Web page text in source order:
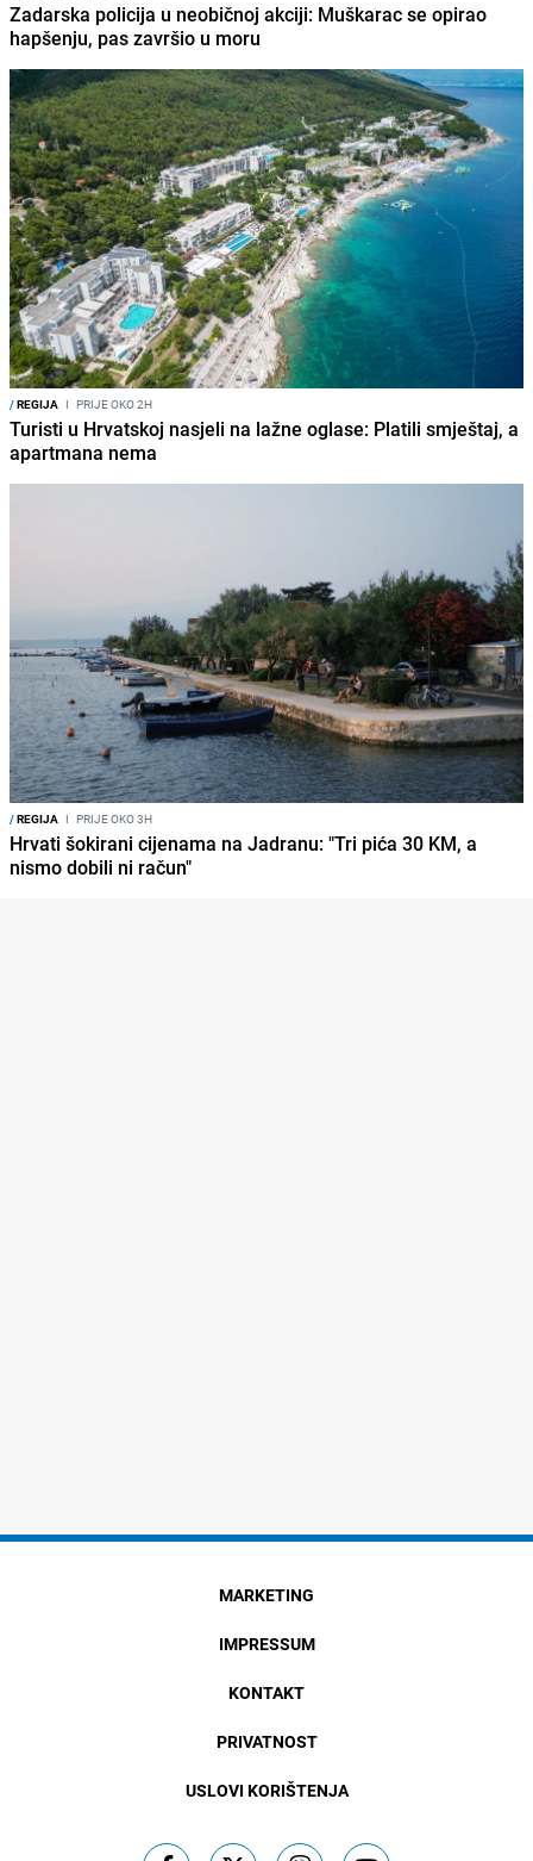
Zadarska policija u neobičnoj akciji: Muškarac se opirao
hapšenju, pas završio u moru
/REGIJA I PRIJE OKO 2H
Turisti u Hrvatskoj nasjeli na lažne oglase: Platili smještaj, a
apartmana nema
/REGIJA I PRIJE OKO 3H
Hrvati šokirani cijenama na Jadranu: "Tri pića 30 KM, a
nismo dobili ni račun"
MARKETING
IMPRESSUM
KONTAKT
PRIVATNOST
USLOVI KORIŠTENJA